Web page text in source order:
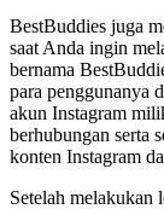
BestBuddies juga
saat Anda ingin
bernama
para penggunanya
akun Instagram
berhubungan serta
konten Instagram
Setelah melakukan